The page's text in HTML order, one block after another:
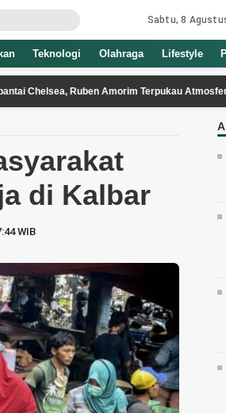
Sabtu, 8
Teknologi Olahraga Lifestyle
Ruben Amorim Terpukau Atmosfer SUGBK
di Kalbar
WIB